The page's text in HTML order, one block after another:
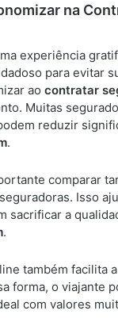
na
experiência
para evitar
ao contratar
Muitas
reduzir
.
comparar
Isso
sacrificar a
.
também facilita
forma, o viajante
com valores